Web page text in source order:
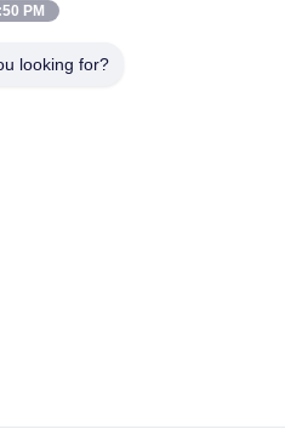
de 10 mètres Plateforme de
PM
looking for?